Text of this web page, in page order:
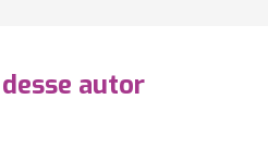
autor